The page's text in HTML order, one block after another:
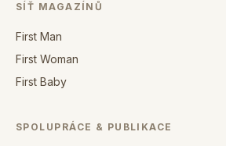
SÍŤ MAGAZÍNŮ
First Man
First Woman
First Baby
SPOLUPRÁCE & PUBLIKACE